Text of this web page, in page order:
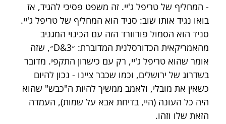
- המחליף של טריפל ג'יי. זה משפט פסיכי להגיד, אז
בואו נגיד אותו שוב: סניד הוא המחליף של טריפל ג'יי.
סניד הוא הסמול פורוורד הזה עם הכינוי המגניב
מהאמריקאית הכדורסלנית המדוברת: ״D&3״, שזה
אומר שהוא טריפל ג'יי, רק עם כישרון התקפי. מדובר
בשדרוג של ירושלים, וכמו שכבר ציינו - נכון להיום
כשאין את מובלי, ולאמב ממשיך להיות ה"כבש" שהוא
היה כל העונה (היי, בדיחת אבא על שמות), העמדה
הזאת שלו וזהו.